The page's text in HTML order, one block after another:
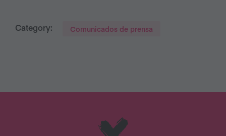
Category: Comunicados de prensa